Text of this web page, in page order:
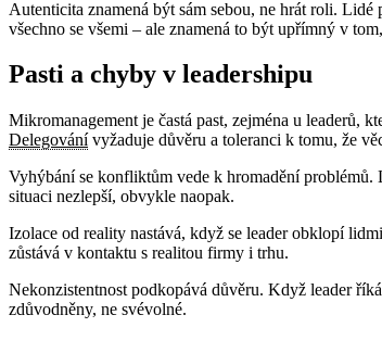
Autenticita znamená být sám sebou, ne hrát roli.
všechno se všemi – ale znamená to být upřímný v
Pasti a chyby v leadershipu
Mikromanagement je častá past, zejména u leaderů,
Delegovánívyžaduje důvěru a toleranci k tomu, že
Vyhýbání se konfliktům vede k hromadění
situaci nezlepší, obvykle naopak.
Izolace od reality nastává, když se leader obklopí
zůstává v kontaktu s realitou firmy i trhu.
Nekonzistentnost podkopává důvěru. Když leader
zdůvodněny, ne svévolné.